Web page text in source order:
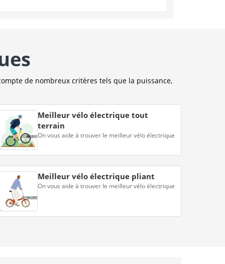
de nombreux critères tels que la puissance,
Meilleur vélo électrique tout
terrain
On vous aide à trouver le meilleur vélo électrique
Meilleur vélo électrique pliant
On vous aide à trouver le meilleur vélo électrique